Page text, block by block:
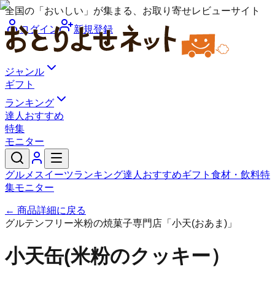
全国の「おいしい」が集まる、お取り寄せレビューサイト
ログイン
新規登録
ジャンル
ギフト
ランキング
達人おすすめ
特集
モニター
グルメ スイーツランキング達人おすすめギフト 食材・飲料特
集モニター
← 商品詳細に戻る
グルテンフリー米粉の焼菓子専門店「小天(おあま)」
小天缶(米粉のクッキー）